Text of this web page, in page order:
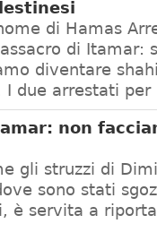
di Hamas
di Itamar:
diventare
I due arrestati
non
gli struzzi di
sono stati
è servita a